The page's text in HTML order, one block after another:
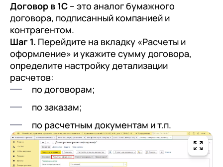
Договор в 1С – это аналог бумажного
договора, подписанный компанией и
контрагентом.
Шаг 1. Перейдите на вкладку «Расчеты и
оформление» и укажите сумму договора,
определите настройку детализации
расчетов:
по договорам;
по заказам;
по расчетным документам и т.п.